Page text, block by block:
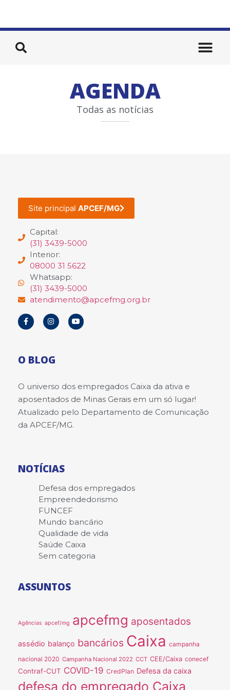
AGENDA
Todas as notícias
Site principal APCEF/MG
Capital:
(31) 3439-5000
Interior:
08000 31 5622
Whatsapp:
(31) 3439-5000
atendimento@apcefmg.org.br
O BLOG
O universo dos empregados Caixa da ativa e
aposentados de Minas Gerais em um só lugar!
Atualizado pelo Departamento de Comunicação
da APCEF/MG.
NOTÍCIAS
Defesa dos empregados
Empreendedorismo
FUNCEF
Mundo bancário
Qualidade de vida
Saúde Caixa
Sem categoria
ASSUNTOS
Agências apcef/mg apcefmg aposentados
assédio balanço bancários Caixa campanha
nacional 2020 Campanha Nacional 2022 CCT CEE/Caixa conecef
Contraf-CUT COVID-19 CredPlan Defesa da caixa
defesa do empregado Caixa